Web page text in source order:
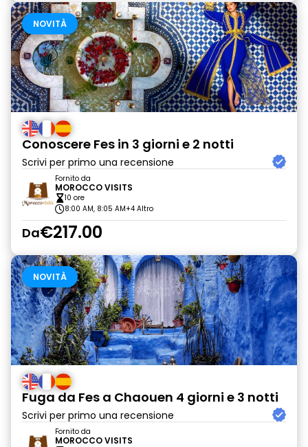
NOVITÀ
Conoscere Fes in 3 giorni e 2 notti
Scrivi per primo una recensione
Fornito da
MOROCCO VISITS
10 ore
8:00 AM, 8:05 AM+4 Altro
Da€217.00
NOVITÀ
Fuga da Fes a Chaouen 4 giorni e 3 notti
Scrivi per primo una recensione
Fornito da
MOROCCO VISITS